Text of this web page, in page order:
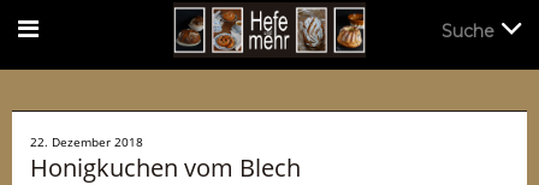
22. Dezember 2018
Honigkuchen vom Blech
Suche
Suche